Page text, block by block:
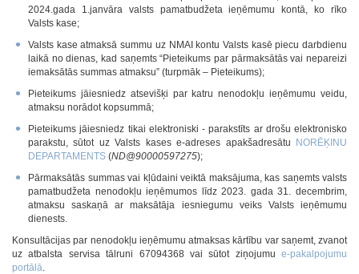
2024.gada 1.janvāra valsts pamatbudžeta ieņēmumu kontā, ko rīko
Valsts kase;
Valsts kase atmaksā summu uz NMAI kontu Valsts kasē piecu darbdienu
laikā no dienas, kad saņemts “Pieteikums par pārmaksātās vai nepareizi
iemaksātās summas atmaksu” (turpmāk – Pieteikums);
Pieteikums jāiesniedz atsevišķi par katru nenodokļu ieņēmumu veidu,
atmaksu norādot kopsummā;
Pieteikums jāiesniedz tikai elektroniski - parakstīts ar drošu elektronisko
parakstu, sūtot uz Valsts kases e-adreses apakšadresātu
NORĒĶINU
DEPARTAMENTS (ND@90000597275);
Pārmaksātās summas vai kļūdaini veiktā maksājuma, kas saņemts valsts
pamatbudžeta nenodokļu ieņēmumos līdz 2023. gada 31. decembrim,
atmaksu saskaņā ar maksātāja iesniegumu veiks Valsts ieņēmumu
dienests.
Konsultācijas par nenodokļu ieņēmumu atmaksas kārtību var saņemt, zvanot
uz atbalsta servisa tālruni 67094368 vai sūtot ziņojumu e-pakalpojumu
portālā.